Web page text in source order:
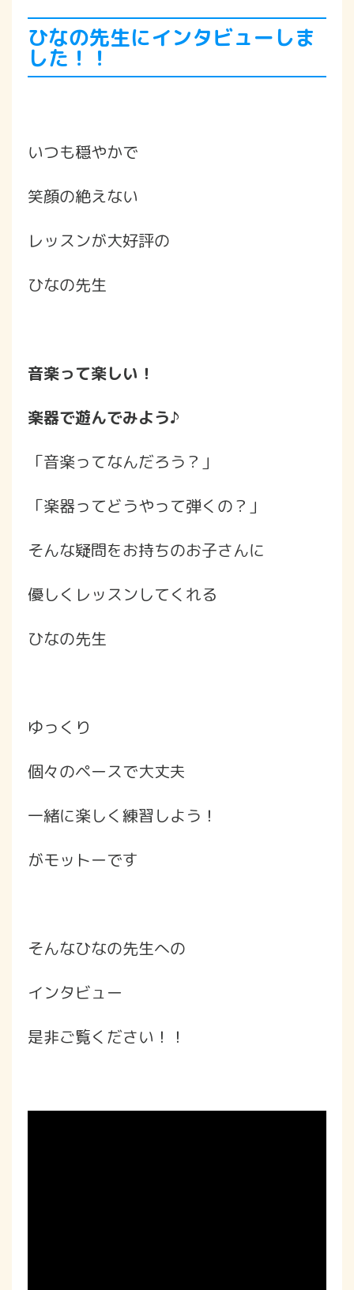
ひなの先生にインタビューしま
した！！
いつも穏やかで
笑顔の絶えない
レッスンが大好評の
ひなの先生
音楽って楽しい！
楽器で遊んでみよう♪
「音楽ってなんだろう？」
「楽器ってどうやって弾くの？」
そんな疑問をお持ちのお子さんに
優しくレッスンしてくれる
ひなの先生
ゆっくり
個々のペースで大丈夫
一緒に楽しく練習しよう！
がモットーです
そんなひなの先生への
インタビュー
是非ご覧ください！！